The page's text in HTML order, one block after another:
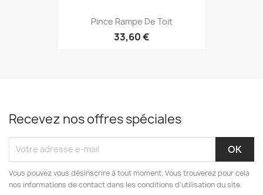
Pince Rampe De Toit
33,60 €
Recevez nos offres spéciales
Vous pouvez vous désinscrire à tout moment. Vous trouverez pour cela
nos informations de contact dans les conditions d'utilisation du site.